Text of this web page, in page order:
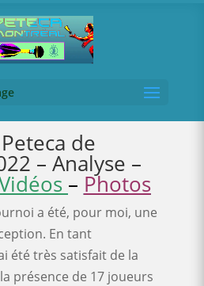
de
– Analyse –
– Photos
a été, pour moi, une
En tant
été très satisfait de la
présence de 17 joueurs